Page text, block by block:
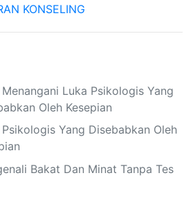
KONSELING
Luka Psikologis Yang
Oleh Kesepian
Yang Disebabkan Oleh
Bakat Dan Minat Tanpa Tes